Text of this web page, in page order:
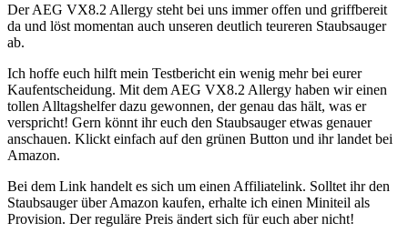
Der AEG VX8.2 Allergy steht bei uns immer offen und griffbereit
da und löst momentan auch unseren deutlich teureren Staubsauger
ab.
Ich hoffe euch hilft mein Testbericht ein wenig mehr bei eurer
Kaufentscheidung. Mit dem AEG VX8.2 Allergy haben wir einen
tollen Alltagshelfer dazu gewonnen, der genau das hält, was er
verspricht! Gern könnt ihr euch den Staubsauger etwas genauer
anschauen. Klickt einfach auf den grünen Button und ihr landet bei
Amazon.
Bei dem Link handelt es sich um einen Affiliatelink. Solltet ihr den
Staubsauger über Amazon kaufen, erhalte ich einen Miniteil als
Provision. Der reguläre Preis ändert sich für euch aber nicht!